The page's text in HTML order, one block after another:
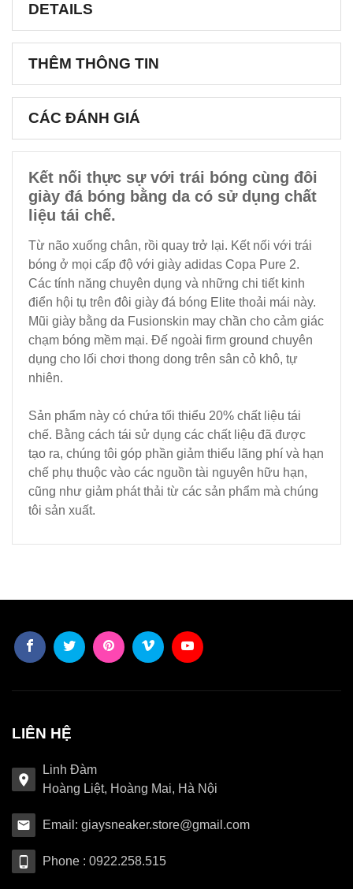
DETAILS
THÊM THÔNG TIN
CÁC ĐÁNH GIÁ
Kết nối thực sự với trái bóng cùng đôi
giày đá bóng bằng da có sử dụng chất
liệu tái chế.
Từ não xuống chân, rồi quay trở lại. Kết nối với trái
bóng ở mọi cấp độ với giày adidas Copa Pure 2.
Các tính năng chuyên dụng và những chi tiết kinh
điển hội tụ trên đôi giày đá bóng Elite thoải mái này.
Mũi giày bằng da Fusionskin may chần cho cảm giác
chạm bóng mềm mại. Đế ngoài firm ground chuyên
dụng cho lối chơi thong dong trên sân cỏ khô, tự
nhiên.
Sản phẩm này có chứa tối thiểu 20% chất liệu tái
chế. Bằng cách tái sử dụng các chất liệu đã được
tạo ra, chúng tôi góp phần giảm thiểu lãng phí và hạn
chế phụ thuộc vào các nguồn tài nguyên hữu hạn,
cũng như giảm phát thải từ các sản phẩm mà chúng
tôi sản xuất.
LIÊN HỆ
Linh Đàm
Hoàng Liệt, Hoàng Mai, Hà Nội
Email: giaysneaker.store@gmail.com
Phone : 0922.258.515